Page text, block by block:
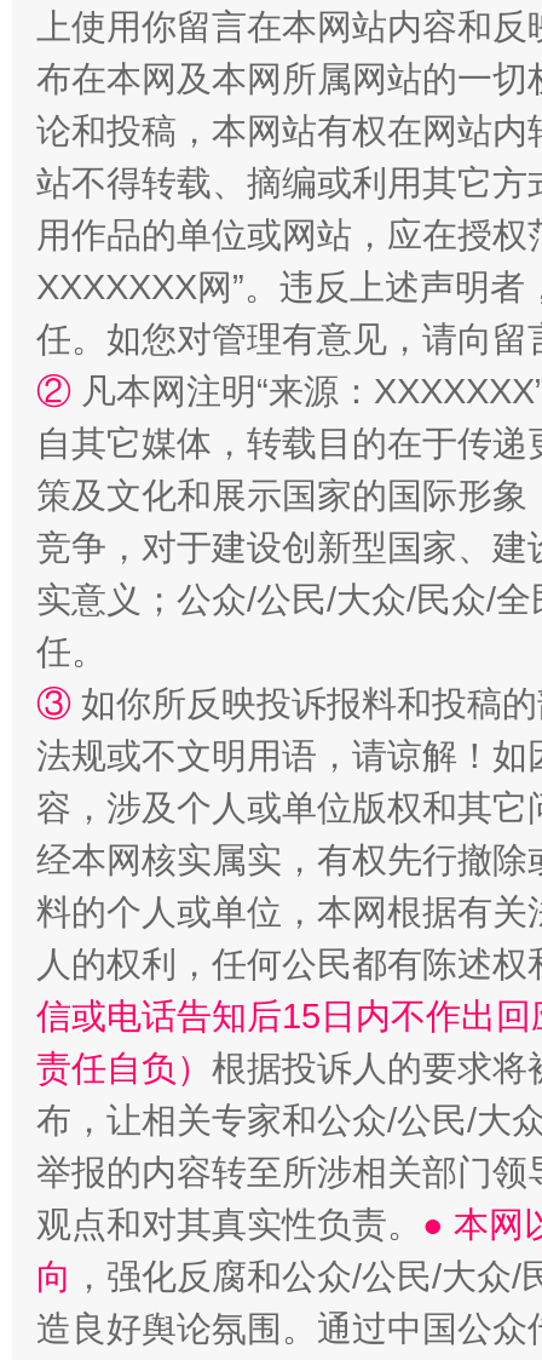
阿坝州三大球赛在茂县开幕 规模
国家大学科技园优化重塑工作
“蜀中异人”王建安的艺术幻境
上使用你留言在本网站内容和
布在本网及本网所属网站的一
论和投稿，本网站有权在网站
站不得转载、摘编或利用其它
用作品的单位或网站，应在授
XXXXXXX网”。违反上述声明
任。如您对管理有意见，请向
② 凡本网注明“来源：
自其它媒体，转载目的在于传
策及文化和展示国家的国际形
竞争，对于建设创新型国家、
实意义；公众/公民/大众/民众/
任。
③ 如你所反映投诉报料和投稿
法规或不文明用语，请谅解！
容，涉及个人或单位版权和其它
经本网核实属实，有权先行撤
料的个人或单位，本网根据有
人的权利，任何公民都有陈述
信或电话告知后15日内不作出
责任自负） 根据投诉人的要求将
布，让相关专家和公众/公民/大
举报的内容转至所涉相关部门
观点和对其真实性负责。 ● 本网
向 ，强化反腐和公众/公民/大众
造良好舆论氛围。通过中国公